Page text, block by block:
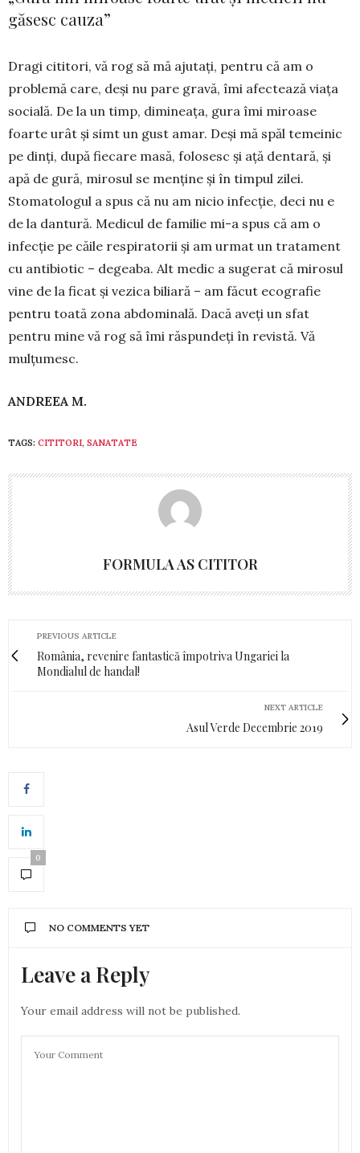
găsesc cauza”
Dragi cititori, vă rog să mă ajutați, pentru că am o
problemă care, deși nu pare gravă, îmi afectează viața
socială. De la un timp, dimineața, gura îmi miroase
foarte urât și simt un gust amar. Deși mă spăl temeinic
pe dinți, după fiecare ma­să, folosesc și ață dentară, și
apă de gură, mirosul se menține și în timpul zilei.
Stomatologul a spus că nu am nicio infecție, deci nu e
de la dantură. Medicul de fa­milie mi-a spus că am o
infecție pe căile res­piratorii și am urmat un tratament
cu anti­­biotic – degeaba. Alt medic a sugerat că mi­rosul
vine de la ficat și vezica biliară – am făcut eco­grafie
pen­tru toată zona abdominală. Da­că aveți un sfat
pentru mine vă rog să îmi răspundeți în revistă. Vă
mulțumesc.
ANDREEA M.
TAGS: CITITORI, SANATATE
FORMULA AS CITITOR
PREVIOUS ARTICLE
România, revenire fantastică împotriva Ungariei la
Mondialul de handal!
NEXT ARTICLE
Asul Verde Decembrie 2019
0
NO COMMENTS YET
Leave a Reply
Your email address will not be published.